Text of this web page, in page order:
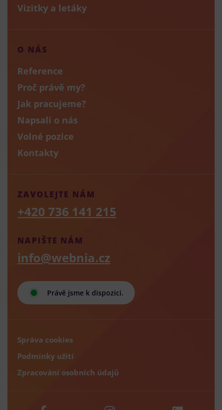
Vizitky a letáky
O NÁS
Reference
Proč právě my?
Jak pracujeme?
Napsali o nás
Volné pozice
Kontakty
Právě jsme k dispozici.
NAPIŠTE NÁM
info@webnia.cz
ZAVOLEJTE NÁM
+420 736 141 215
Správa cookies
Podmínky užití
Zpracování osobních údajů